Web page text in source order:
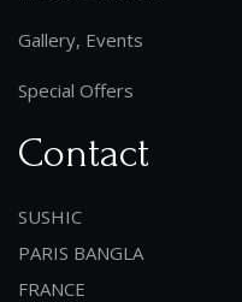
Gallery, Events
Special Offers
Contact
SUSHIC
PARIS BANGLA
FRANCE